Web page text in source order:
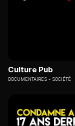
Culture Pub
DOCUMENTAIRES SOCIÉTÉ